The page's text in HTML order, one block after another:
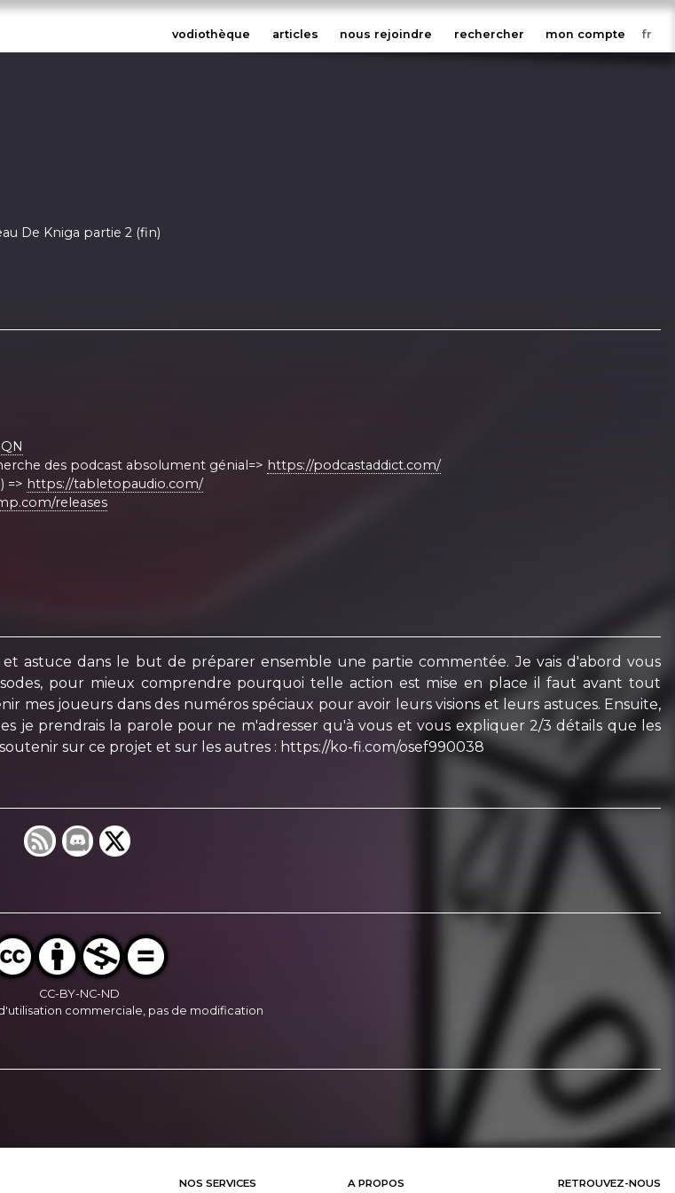
vodiothèque articles nous rejoindre rechercher mon compte
De Kniga partie 2 (fin)
des podcast absolument génial=> https://podcastaddict.com/
=> https://tabletopaudio.com/
releases
astuce dans le but de préparer ensemble une partie commentée. Je vais d'abord vous
pour mieux comprendre pourquoi telle action est mise en place il faut avant tout
mes joueurs dans des numéros spéciaux pour avoir leurs visions et leurs astuces. Ensuite,
je prendrais la parole pour ne m'adresser qu'à vous et vous expliquer 2/3 détails que les
sur ce projet et sur les autres : https://ko-fi.com/osef990038
CC-BY-NC-ND
commerciale, pas de modification
NOS SERVICES A PROPOS RETROUVEZ-NOUS